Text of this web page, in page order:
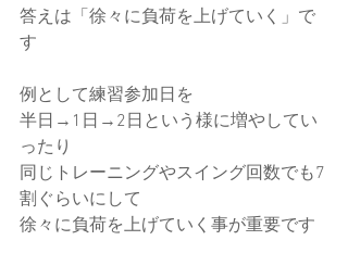
答えは「徐々に負荷を上げていく」で
す
例として練習参加日を
半日→1日→2日という様に増やしてい
ったり
同じトレーニングやスイング回数でも7
割ぐらいにして
徐々に負荷を上げていく事が重要です